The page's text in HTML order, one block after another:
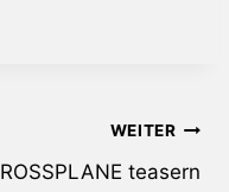
WEITER
teasern